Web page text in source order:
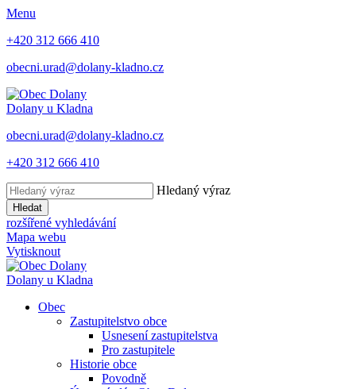
Menu
+420 312 666 410
obecni.urad@dolany-kladno.cz
Dolany u Kladna
obecni.urad@dolany-kladno.cz
+420 312 666 410
Hledaný výraz
Hledat
rozšířené vyhledávání
Mapa webu
Vytisknout
Dolany u Kladna
Obec
Zastupitelstvo obce
Usnesení zastupitelstva
Pro zastupitele
Historie obce
Povodně